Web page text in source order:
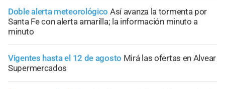
Doble alerta meteorológico Así avanza la tormenta por
Santa Fe con alerta amarilla; la información minuto a
minuto
Vigentes hasta el 12 de agosto Mirá las ofertas en Alvear
Supermercados